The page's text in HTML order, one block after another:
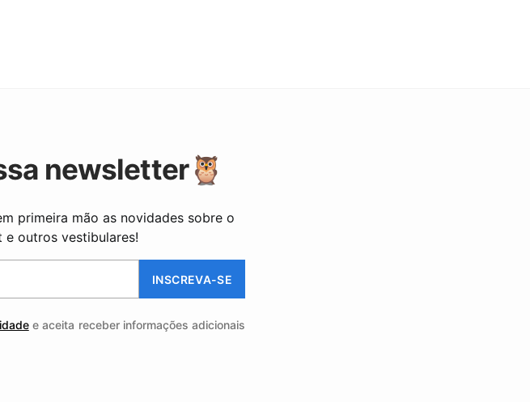
newsletter🦉
primeira mão as novidades sobre o
e outros vestibulares!
INSCREVA-SE
e aceita receber informações adicionais